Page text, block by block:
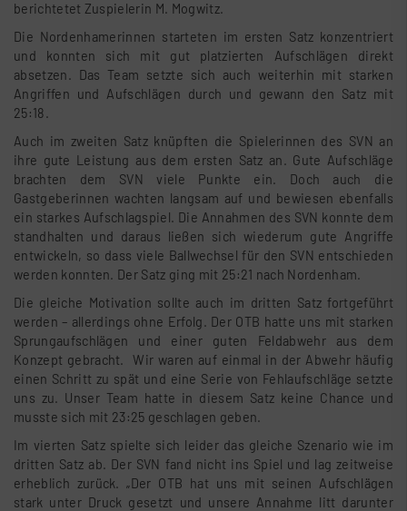
berichtetet Zuspielerin M. Mogwitz.
Die Nordenhamerinnen starteten im ersten Satz konzentriert
und konnten sich mit gut platzierten Aufschlägen direkt
absetzen. Das Team setzte sich auch weiterhin mit starken
Angriffen und Aufschlägen durch und gewann den Satz mit
25:18.
Auch im zweiten Satz knüpften die Spielerinnen des SVN an
ihre gute Leistung aus dem ersten Satz an. Gute Aufschläge
brachten dem SVN viele Punkte ein. Doch auch die
Gastgeberinnen wachten langsam auf und bewiesen ebenfalls
ein starkes Aufschlagspiel. Die Annahmen des SVN konnte dem
standhalten und daraus ließen sich wiederum gute Angriffe
entwickeln, so dass viele Ballwechsel für den SVN entschieden
werden konnten. Der Satz ging mit 25:21 nach Nordenham.
Die gleiche Motivation sollte auch im dritten Satz fortgeführt
werden – allerdings ohne Erfolg. Der OTB hatte uns mit starken
Sprungaufschlägen und einer guten Feldabwehr aus dem
Konzept gebracht. Wir waren auf einmal in der Abwehr häufig
einen Schritt zu spät und eine Serie von Fehlaufschläge setzte
uns zu. Unser Team hatte in diesem Satz keine Chance und
musste sich mit 23:25 geschlagen geben.
Im vierten Satz spielte sich leider das gleiche Szenario wie im
dritten Satz ab. Der SVN fand nicht ins Spiel und lag zeitweise
erheblich zurück. „Der OTB hat uns mit seinen Aufschlägen
stark unter Druck gesetzt und unsere Annahme litt darunter